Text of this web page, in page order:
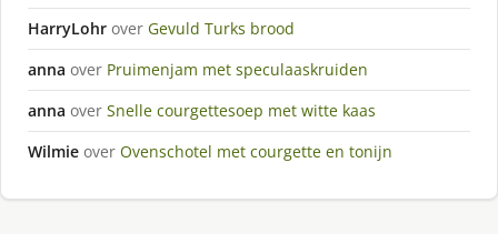
HarryLohr over Gevuld Turks brood
anna over Pruimenjam met speculaaskruiden
anna over Snelle courgettesoep met witte kaas
Wilmie over Ovenschotel met courgette en tonijn